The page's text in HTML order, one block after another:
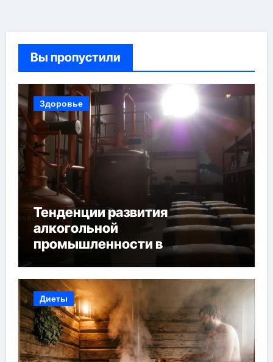
Вы пропустили
Здоровье
Тенденции развития
алкогольной
промышленности в
Диеты